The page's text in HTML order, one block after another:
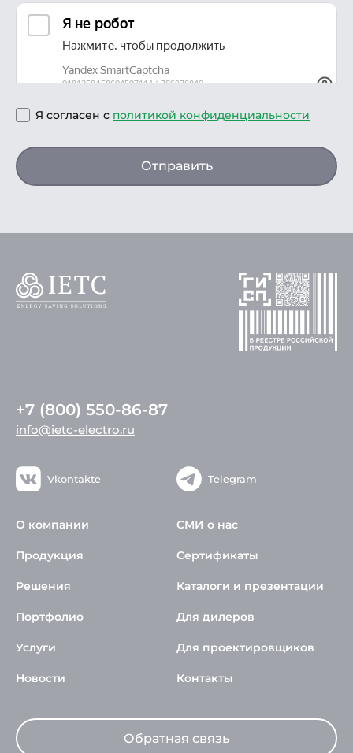
Я согласен с политикой конфиденциальности
Отправить
+7 (800) 550-86-87
info@ietc-electro.ru
Vkontakte Telegram
О компании
Продукция
Решения
Портфолио
Услуги
Новости
СМИ о нас
Сертификаты
Каталоги и презентации
Для дилеров
Для проектировщиков
Контакты
Обратная связь